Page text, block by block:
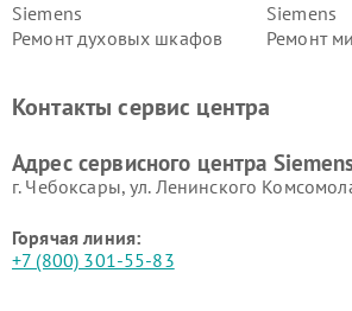
Siemens
Siemens
Ремонт духовых шкафов
Ремонт
Siemens
Siemens
Siemens
Siemens
Контакты сервис центра
Адрес сервисного центра
г. Чебоксары, ул. Ленинского
Горячая линия:
+7 (800) 301-55-83